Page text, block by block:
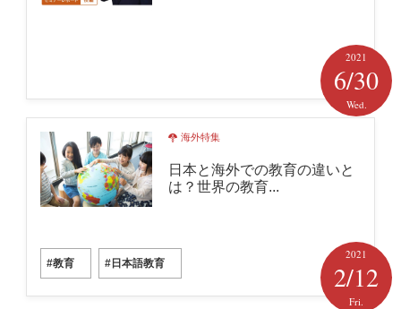
2021
6/30
Wed.
海外特集
日本と海外での教育の違いと
は？世界の教育...
#教育 #日本語教育
2021
2/12
Fri.